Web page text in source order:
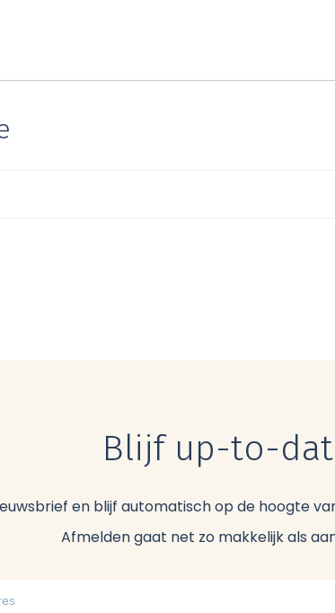
Blijf up-to-
en blijf automatisch op de hoogte
Afmelden gaat net zo makkelijk als